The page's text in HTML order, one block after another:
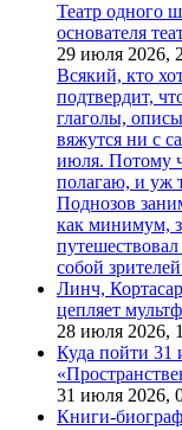
Театр одного
основателя
29 июля 2026,
Всякий, кто
подтвердит,
глаголы,
вяжутся ни с
июля. Потому
полагаю, и уж
Поднозов
как минимум,
путешествовал
собой
Линч,
цепляет
28 июля 2026,
Куда пойти 31
31 июля 2026,
Книги-